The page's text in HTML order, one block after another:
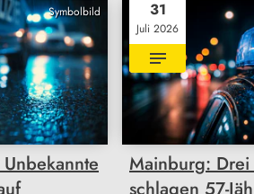
Symbolbild 31
Juli 2026
Mainburg: